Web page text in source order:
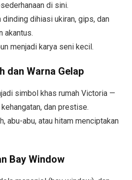
di sini.
dinding dihiasi ukiran, gips, dan
akantus.
menjadi karya seni kecil.
dan Warna Gelap
simbol khas rumah Victoria —
dan prestise.
abu-abu, atau hitam menciptakan
Bay Window